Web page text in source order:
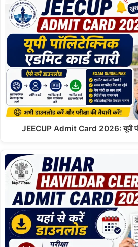
JEECUP Admit Card 2026: यूपी